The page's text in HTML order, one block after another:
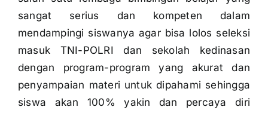
sangat serius dan kompeten dalam
mendampingi siswanya agar bisa lolos seleksi
masuk TNI-POLRI dan sekolah kedinasan
dengan program-program yang akurat dan
penyampaian materi untuk dipahami sehingga
siswa akan 100% yakin dan percaya diri